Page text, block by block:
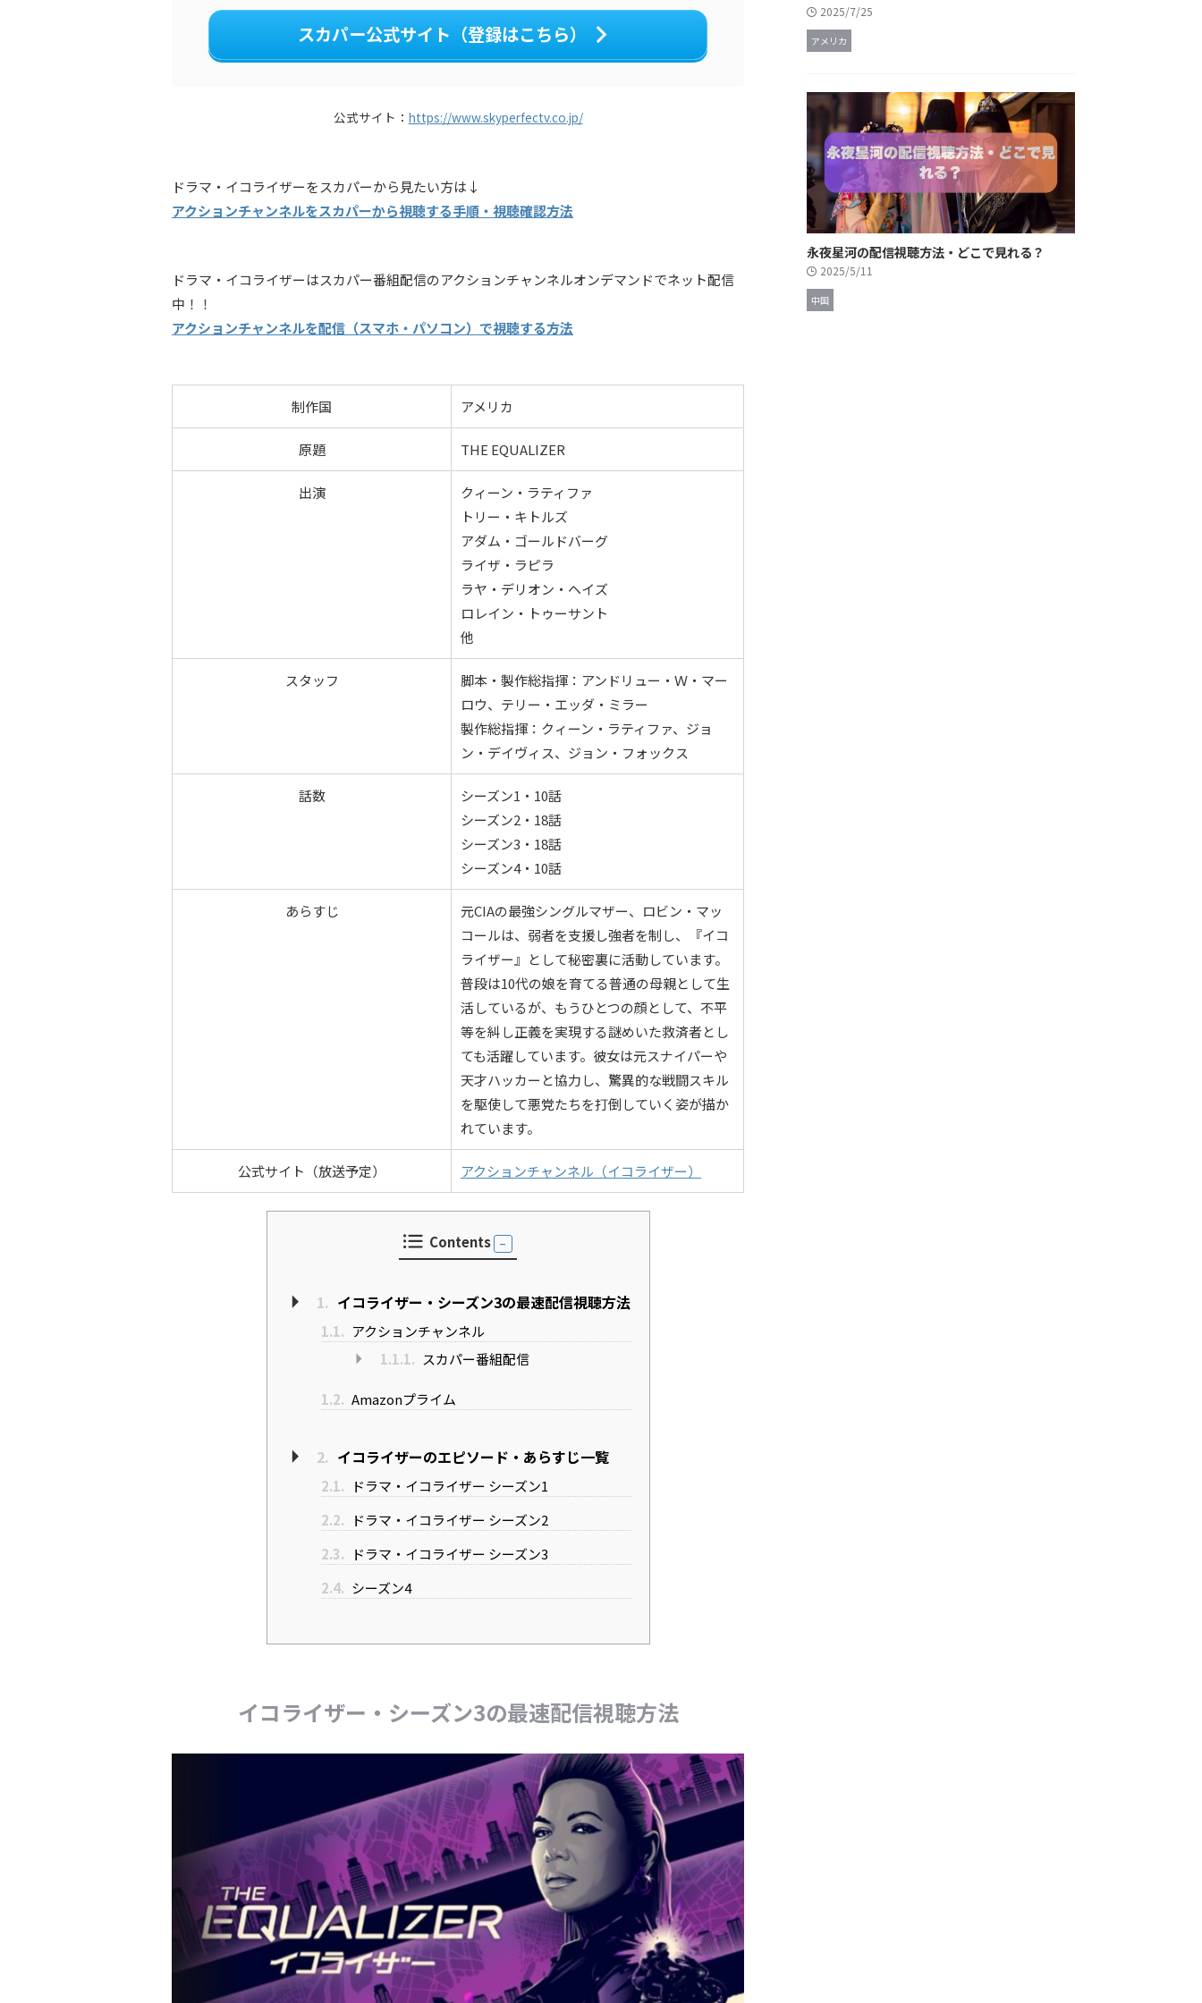
スカパー公式サイト（登録はこちら）
公式サイト： https://www.skyperfectv.co.jp/
ドラマ・イコライザーをスカパーから見たい方は↓
アクションチャンネルをスカパーから視聴する手順・視聴確認方法
ドラマ・イコライザーはスカパー番組配信のアクションチャンネルオンデマンドでネット配信
中！！
アクションチャンネルを配信（スマホ・パソコン）で視聴する方法
制作国 アメリカ
原題 THE EQUALIZER
出演
クィーン・ラティファ
トリー・キトルズ
アダム・ゴールドバーグ
ライザ・ラピラ
ラヤ・デリオン・ヘイズ
ロレイン・トゥーサント
他
スタッフ
脚本・製作総指揮：アンドリュー・Ｗ・マー
ロウ、テリー・エッダ・ミラー
製作総指揮：クィーン・ラティファ、ジョ
ン・デイヴィス、ジョン・フォックス
話数
シーズン1・10話
シーズン2・18話
シーズン3・18話
シーズン4・10話
あらすじ
元CIAの最強シングルマザー、ロビン・マッ
コールは、弱者を支援し強者を制し、『イコ
ライザー』として秘密裏に活動しています。
普段は10代の娘を育てる普通の母親として生
活しているが、もうひとつの顔として、不平
等を糾し正義を実現する謎めいた救済者とし
ても活躍しています。彼女は元スナイパーや
天才ハッカーと協力し、驚異的な戦闘スキル
を駆使して悪党たちを打倒していく姿が描か
れています。
公式サイト（放送予定） アクションチャンネル（イコライザー）
Contents
1. イコライザー・シーズン3の最速配信視聴方法
1.1. アクションチャンネル
1.1.1. スカパー番組配信
1.2. Amazonプライム
2. イコライザーのエピソード・あらすじ一覧
2.1.
ドラマ・イコライザー シーズン1
2.2.
ドラマ・イコライザー シーズン2
2.3.
ドラマ・イコライザー シーズン3
2.4. シーズン4
イコライザー・シーズン3の最速配信視聴方法
2025/7/25
アメリカ
永夜星河の配信視聴方法・どこで見れる？
2025/5/11
中国